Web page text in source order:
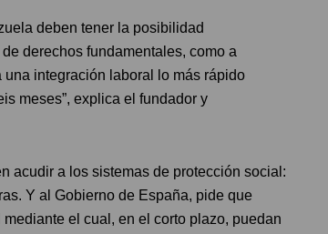
deben tener la posibilidad
derechos fundamentales, como a
integración laboral lo más rápido
meses”, explica el fundador y
acudir a los sistemas de protección social:
Y al Gobierno de España, pide que
el cual, en el corto plazo, puedan